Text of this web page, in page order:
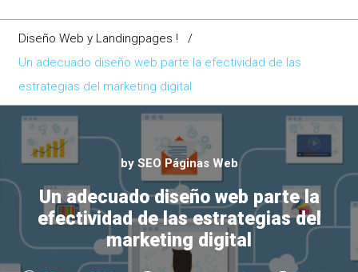
Diseño Web y Landingpages !
/
Un adecuado diseño web parte la efectividad de las
estrategias del marketing digital
by SEO Páginas Web
Un adecuado diseño web parte la
efectividad de las estrategias del
marketing digital